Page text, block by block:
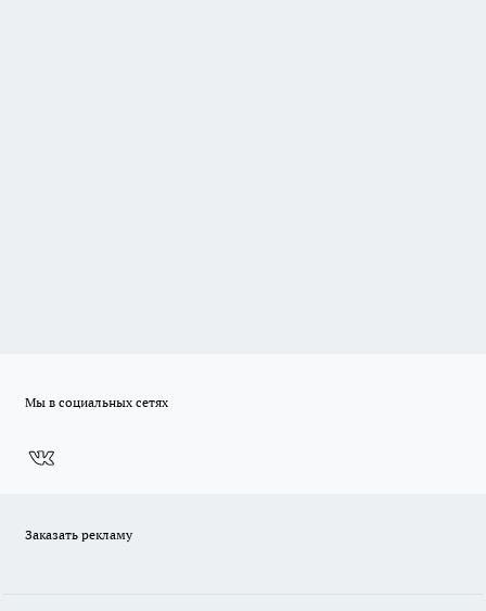
Мы в социальных сетях
Заказать рекламу